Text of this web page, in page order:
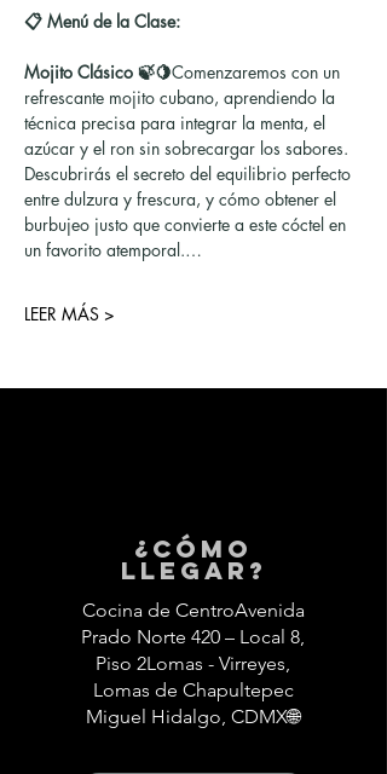
📋 Menú de la Clase:
Mojito Clásico 🍃🍋Comenzaremos con un
refrescante mojito cubano, aprendiendo la
técnica precisa para integrar la menta, el
azúcar y el ron sin sobrecargar los sabores.
Descubrirás el secreto del equilibrio perfecto
entre dulzura y frescura, y cómo obtener el
burbujeo justo que convierte a este cóctel en
un favorito atemporal.…
LEER MÁS >
¿Cómo
llegar?
Cocina de CentroAvenida
Prado Norte 420 – Local 8,
Piso 2Lomas - Virreyes,
Lomas de Chapultepec
Miguel Hidalgo, CDMX🌐